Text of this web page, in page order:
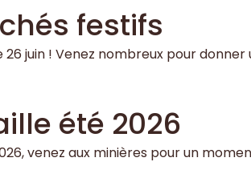
festifs
juin ! Venez nombreux pour
été 2026
venez aux minières pour un